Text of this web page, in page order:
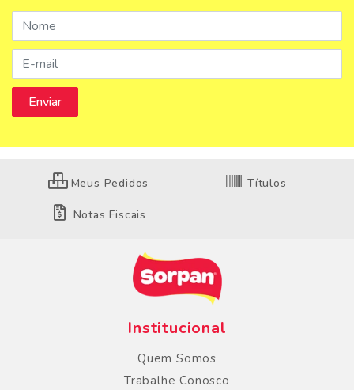
Meus Pedidos Títulos
Notas Fiscais
Institucional
Quem Somos
Trabalhe Conosco